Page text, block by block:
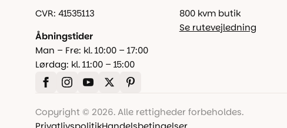
CVR: 41535113
Åbningstider
Man – Fre: kl. 10:00 – 17:00
Lørdag: kl. 11:00 – 15:00
800 kvm butik
Se rutevejledning
Copyright © 2026. Alle rettigheder forbeholdes.